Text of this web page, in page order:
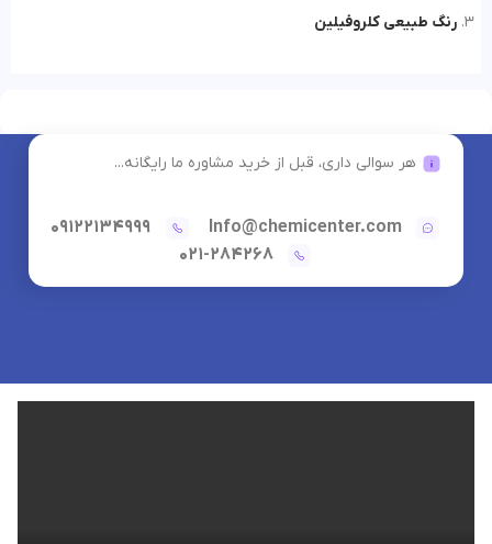
رنگ طبیعی کلروفیلین
هر سوالی داری، قبل از خرید مشاوره ما رایگانه...
Info@chemicenter.com
09122134999
021-284268